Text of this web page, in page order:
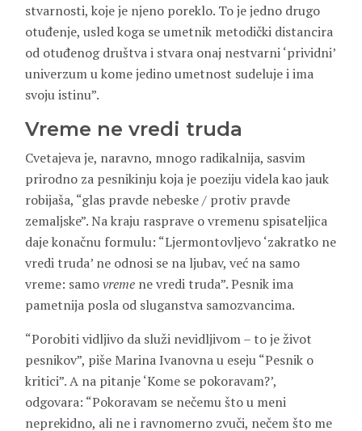
stvarnosti, koje je njeno poreklo. To je jedno drugo
otuđenje, usled koga se umetnik metodički distancira
od otuđenog društva i stvara onaj nestvarni ‘prividni’
univerzum u kome jedino umetnost sudeluje i ima
svoju istinu”.
Vreme ne vredi truda
Cvetajeva je, naravno, mnogo radikalnija, sasvim
prirodno za pesnikinju koja je poeziju videla kao jauk
robijaša, “glas pravde nebeske / protiv pravde
zemaljske”. Na kraju rasprave o vremenu spisateljica
daje konačnu formulu: “Ljermontovljevo ‘zakratko ne
vredi truda’ ne odnosi se na ljubav, već na samo
vreme: samovreme ne vredi truda”. Pesnik ima
pametnija posla od sluganstva samozvancima.
“Porobiti vidljivo da služi nevidljivom – to je život
pesnikov”, piše Marina Ivanovna u eseju “Pesnik o
kritici”. A na pitanje ‘Kome se pokoravam?’,
odgovara: “Pokoravam se nečemu što u meni
neprekidno, ali ne i ravnomerno zvuči, nečem što me